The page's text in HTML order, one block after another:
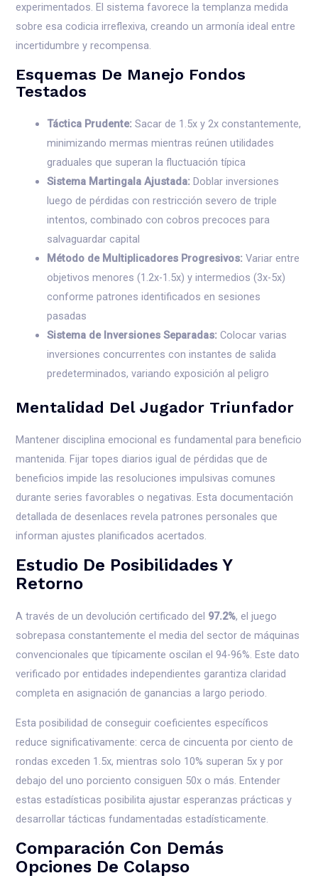
experimentados. El sistema favorece la templanza medida
sobre esa codicia irreflexiva, creando un armonía ideal entre
incertidumbre y recompensa.
Esquemas De Manejo Fondos
Testados
Táctica Prudente: Sacar de 1.5x y 2x constantemente,
minimizando mermas mientras reúnen utilidades
graduales que superan la fluctuación típica
Sistema Martingala Ajustada: Doblar inversiones
luego de pérdidas con restricción severo de triple
intentos, combinado con cobros precoces para
salvaguardar capital
Método de Multiplicadores Progresivos: Variar entre
objetivos menores (1.2x-1.5x) y intermedios (3x-5x)
conforme patrones identificados en sesiones
pasadas
Sistema de Inversiones Separadas: Colocar varias
inversiones concurrentes con instantes de salida
predeterminados, variando exposición al peligro
Mentalidad Del Jugador Triunfador
Mantener disciplina emocional es fundamental para beneficio
mantenida. Fijar topes diarios igual de pérdidas que de
beneficios impide las resoluciones impulsivas comunes
durante series favorables o negativas. Esta documentación
detallada de desenlaces revela patrones personales que
informan ajustes planificados acertados.
Estudio De Posibilidades Y
Retorno
A través de un devolución certificado del 97.2%, el juego
sobrepasa constantemente el media del sector de máquinas
convencionales que típicamente oscilan el 94-96%. Este dato
verificado por entidades independientes garantiza claridad
completa en asignación de ganancias a largo periodo.
Esta posibilidad de conseguir coeficientes específicos
reduce significativamente: cerca de cincuenta por ciento de
rondas exceden 1.5x, mientras solo 10% superan 5x y por
debajo del uno porciento consiguen 50x o más. Entender
estas estadísticas posibilita ajustar esperanzas prácticas y
desarrollar tácticas fundamentadas estadísticamente.
Comparación Con Demás
Opciones De Colapso